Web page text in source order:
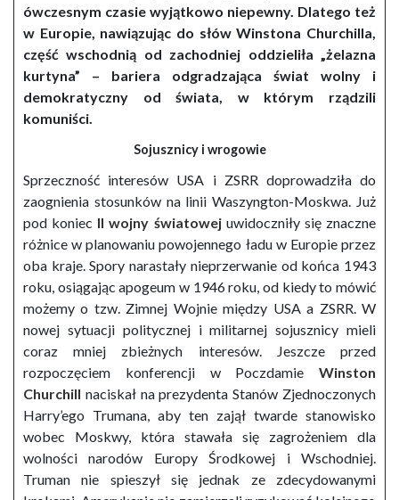
ówczesnym czasie wyjątkowo niepewny. Dlatego też
w Europie, nawiązując do słów Winstona Churchilla,
część wschodnią od zachodniej oddzieliła „żelazna
kurtyna” – bariera odgradzająca świat wolny i
demokratyczny od świata, w którym rządzili
komuniści.
Sojusznicy i wrogowie
Sprzeczność interesów USA i ZSRR doprowadziła do
zaognienia stosunków na linii Waszyngton-Moskwa. Już
pod koniec II wojny światowejuwidoczniły się znaczne
różnice w planowaniu powojennego ładu w Europie przez
oba kraje. Spory narastały nieprzerwanie od końca 1943
roku, osiągając apogeum w 1946 roku, od kiedy to mówić
możemy o tzw. Zimnej Wojnie między USA a ZSRR. W
nowej sytuacji politycznej i militarnej sojusznicy mieli
coraz mniej zbieżnych interesów. Jeszcze przed
rozpoczęciem konferencji w Poczdamie Winston
Churchill naciskał na prezydenta Stanów Zjednoczonych
Harry’ego Trumana, aby ten zajął twarde stanowisko
wobec Moskwy, która stawała się zagrożeniem dla
wolności narodów Europy Środkowej i Wschodniej.
Truman nie spieszył się jednak ze zdecydowanymi